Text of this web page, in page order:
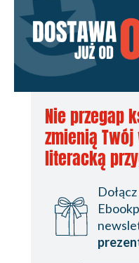
Nie przegap
zmienią
literacką